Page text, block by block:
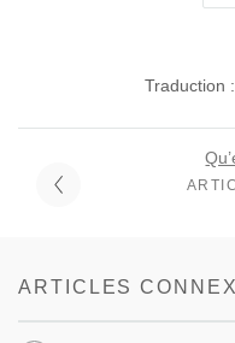
Traduction
ARTICLES